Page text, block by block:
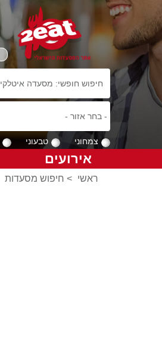
צמחוני טבעוני
אירועים
ראשי > חיפוש מסעדות